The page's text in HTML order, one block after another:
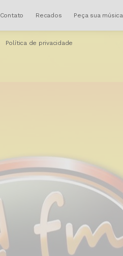
Contato Recados Peça sua música
Política de privacidade